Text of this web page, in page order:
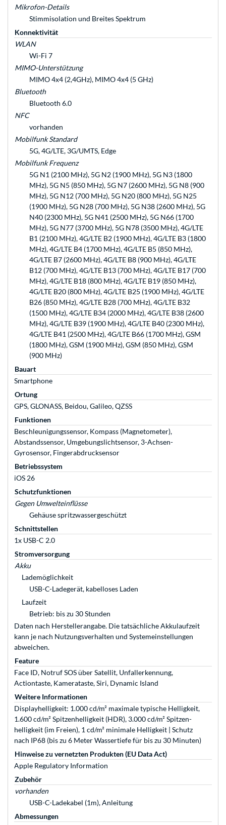
Mikrofon-Details
Stimm­isolation und Breites Spektrum
Konnektivität
WLAN
Wi-Fi 7
MIMO-Unterstützung
MIMO 4x4 (2,4GHz), MIMO 4x4 (5 GHz)
Bluetooth
Bluetooth 6.0
NFC
vorhanden
Mobilfunk Standard
5G, 4G/LTE, 3G/UMTS, Edge
Mobilfunk Frequenz
5G N1 (2100 MHz), 5G N2 (1900 MHz), 5G N3 (1800
MHz), 5G N5 (850 MHz), 5G N7 (2600 MHz), 5G N8 (900
MHz), 5G N12 (700 MHz), 5G N20 (800 MHz), 5G N25
(1900 MHz), 5G N28 (700 MHz), 5G N38 (2600 MHz), 5G
N40 (2300 MHz), 5G N41 (2500 MHz), 5G N66 (1700
MHz), 5G N77 (3700 MHz), 5G N78 (3500 MHz), 4G/LTE
B1 (2100 MHz), 4G/LTE B2 (1900 MHz), 4G/LTE B3 (1800
MHz), 4G/LTE B4 (1700 MHz), 4G/LTE B5 (850 MHz),
4G/LTE B7 (2600 MHz), 4G/LTE B8 (900 MHz), 4G/LTE
B12 (700 MHz), 4G/LTE B13 (700 MHz), 4G/LTE B17 (700
MHz), 4G/LTE B18 (800 MHz), 4G/LTE B19 (850 MHz),
4G/LTE B20 (800 MHz), 4G/LTE B25 (1900 MHz), 4G/LTE
B26 (850 MHz), 4G/LTE B28 (700 MHz), 4G/LTE B32
(1500 MHz), 4G/LTE B34 (2000 MHz), 4G/LTE B38 (2600
MHz), 4G/LTE B39 (1900 MHz), 4G/LTE B40 (2300 MHz),
4G/LTE B41 (2500 MHz), 4G/LTE B66 (1700 MHz), GSM
(1800 MHz), GSM (1900 MHz), GSM (850 MHz), GSM
(900 MHz)
Bauart
Smartphone
Ortung
GPS, GLONASS, Beidou, Galileo, QZSS
Funktionen
Beschleunigungssensor, Kompass (Magnetometer),
Abstandssensor, Umgebungslichtsensor, 3-Achsen-
Gyrosensor, Fingerabdrucksensor
Betriebssystem
iOS 26
Schutzfunktionen
Gegen Umwelteinflüsse
Gehäuse spritzwassergeschützt
Schnittstellen
1x USB-C 2.0
Stromversorgung
Akku
Lademöglichkeit
USB-C-Ladegerät, kabelloses Laden
Laufzeit
Betrieb: bis zu 30 Stunden
Daten nach Herstellerangabe. Die tatsächliche Akkulaufzeit
kann je nach Nutzungsverhalten und Systemeinstellungen
abweichen.
Feature
Face ID, Notruf SOS über Satellit, Unfallerkennung,
Actiontaste, Kamerataste, Siri, Dynamic Island
Weitere Informationen
Displayhelligkeit: 1.000 cd/m² maximale typische Helligkeit,
1.600 cd/m² Spitzen­helligkeit (HDR), 3.000 cd/m² Spitzen­
helligkeit (im Freien), 1 cd/m² minimale Helligkeit | Schutz
nach IP68 (bis zu 6 Meter Wassertiefe für bis zu 30 Minuten)
Hinweise zu vernetzten Produkten (EU Data Act)
Apple Regulatory Information
Zubehör
vorhanden
USB-C-Ladekabel (1m), Anleitung
Abmessungen